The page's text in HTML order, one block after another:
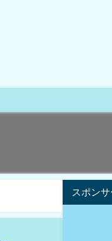
スポン